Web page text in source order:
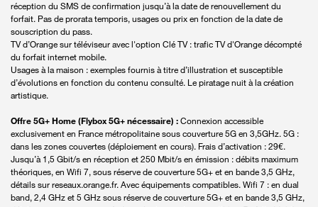
réception du SMS de confirmation jusqu’à la date de renouvellement du
forfait. Pas de prorata temporis, usages ou prix en fonction de la date de
souscription du pass.
TV d’Orange sur téléviseur avec l'option Clé TV : trafic TV d'Orange décompté
du forfait internet mobile.
Usages à la maison : exemples fournis à titre d’illustration et susceptible
d’évolutions en fonction du contenu consulté. Le piratage nuit à la création
artistique.
Offre 5G+ Home (Flybox 5G+ nécessaire) : Connexion accessible
exclusivement en France métropolitaine sous couverture 5G en 3,5GHz. 5G :
dans les zones couvertes (déploiement en cours). Frais d’activation : 29€.
Jusqu’à 1,5 Gbit/s en réception et 250 Mbit/s en émission : débits maximum
théoriques, en Wifi 7, sous réserve de couverture 5G+ et en bande 3,5 GHz,
détails sur reseaux.orange.fr. Avec équipements compatibles. Wifi 7 : en dual
band, 2,4 GHz et 5 GHz sous réserve de couverture 5G+ et en bande 3,5 GHz,